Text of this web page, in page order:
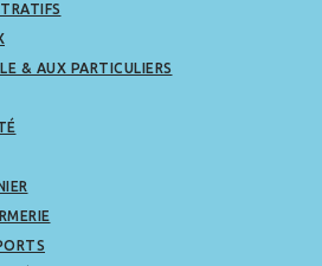
& AUX PARTICULIERS